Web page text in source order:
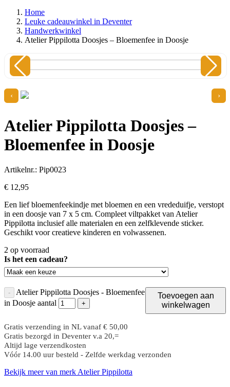
Home
Leuke cadeauwinkel in Deventer
Handwerkwinkel
Atelier Pippilotta Doosjes – Bloemenfee in Doosje
›
‹
Atelier Pippilotta Doosjes –
Bloemenfee in Doosje
Artikelnr.: Pip0023
€ 12,95
Een lief bloemenfeekindje met bloemen en een vrededuifje, verstopt
in een doosje van 7 x 5 cm. Compleet viltpakket van Atelier
Pippilotta inclusief alle materialen en een zelfklevende sticker.
Geschikt voor creatieve kinderen en volwassenen.
2 op voorraad
Is het een cadeau?
-
Atelier Pippilotta Doosjes - Bloemenfee
in Doosje aantal
+
Toevoegen aan
winkelwagen
Gratis verzending in NL vanaf € 50,00
Gratis bezorgd in Deventer v.a 20,=
Altijd lage verzendkosten
Vóór 14.00 uur besteld - Zelfde werkdag verzonden
Bekijk meer van merk Atelier Pippilotta